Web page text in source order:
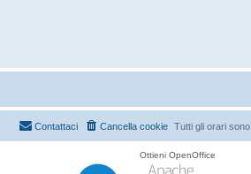
Tutti gli orari sono
Cancella cookie
Contattaci
Ottieni OpenOffice